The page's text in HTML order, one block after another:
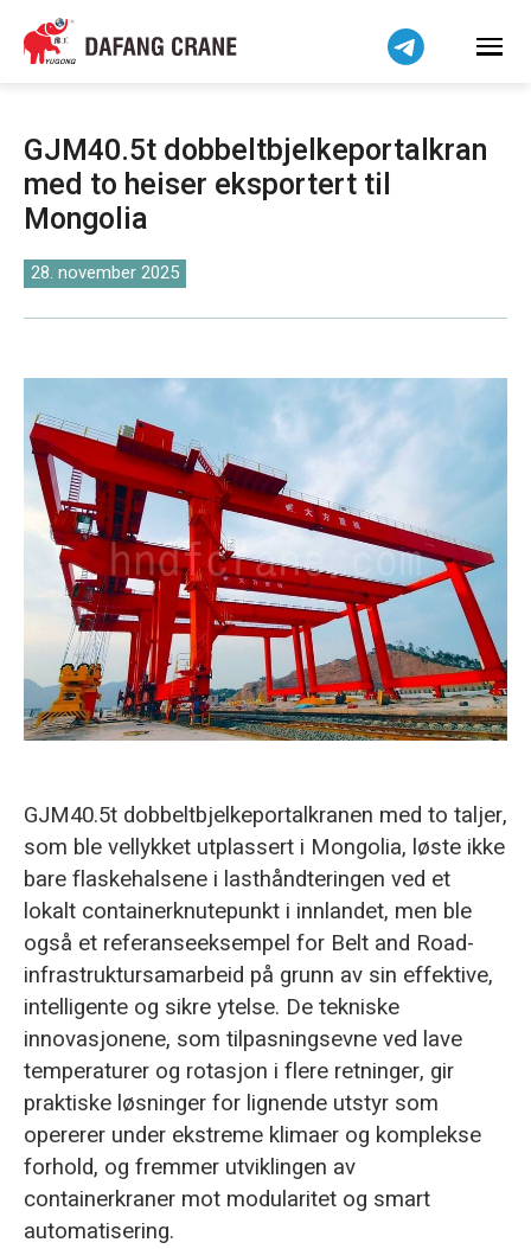
GJM40.5t dobbeltbjelkeportalkran
med to heiser eksportert til
Mongolia
28. november 2025
GJM40.5t dobbeltbjelkeportalkranen med to taljer,
som ble vellykket utplassert i Mongolia, løste ikke
bare flaskehalsene i lasthåndteringen ved et
lokalt containerknutepunkt i innlandet, men ble
også et referanseeksempel for Belt and Road-
infrastruktursamarbeid på grunn av sin effektive,
intelligente og sikre ytelse. De tekniske
innovasjonene, som tilpasningsevne ved lave
temperaturer og rotasjon i flere retninger, gir
praktiske løsninger for lignende utstyr som
opererer under ekstreme klimaer og komplekse
forhold, og fremmer utviklingen av
containerkraner mot modularitet og smart
automatisering.
हिन्दी
Bahasa Indonesia
简体中文
বাংলা
فارسی
Pilipino
اردو
Čeština
Беларуская мова
Kiswahili
Dansk
O‘zbekcha